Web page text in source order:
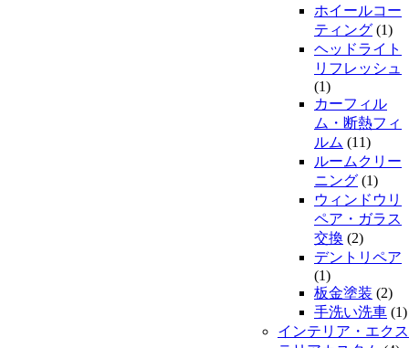
ホイールコー
ティング (1)
ヘッドライト
リフレッシュ
(1)
カーフィル
ム・断熱フィ
ルム (11)
ルームクリー
ニング (1)
ウィンドウリ
ペア・ガラス
交換 (2)
デントリペア
(1)
板金塗装 (2)
手洗い洗車 (1)
インテリア・エクス